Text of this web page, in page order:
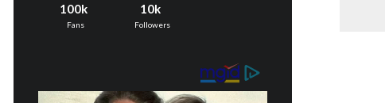
100k
Fans
10k
Followers